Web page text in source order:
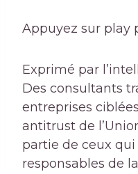
Appuyez sur play
Exprimé par
Des consultants
entreprises
antitrust de
partie de ceux
responsables de